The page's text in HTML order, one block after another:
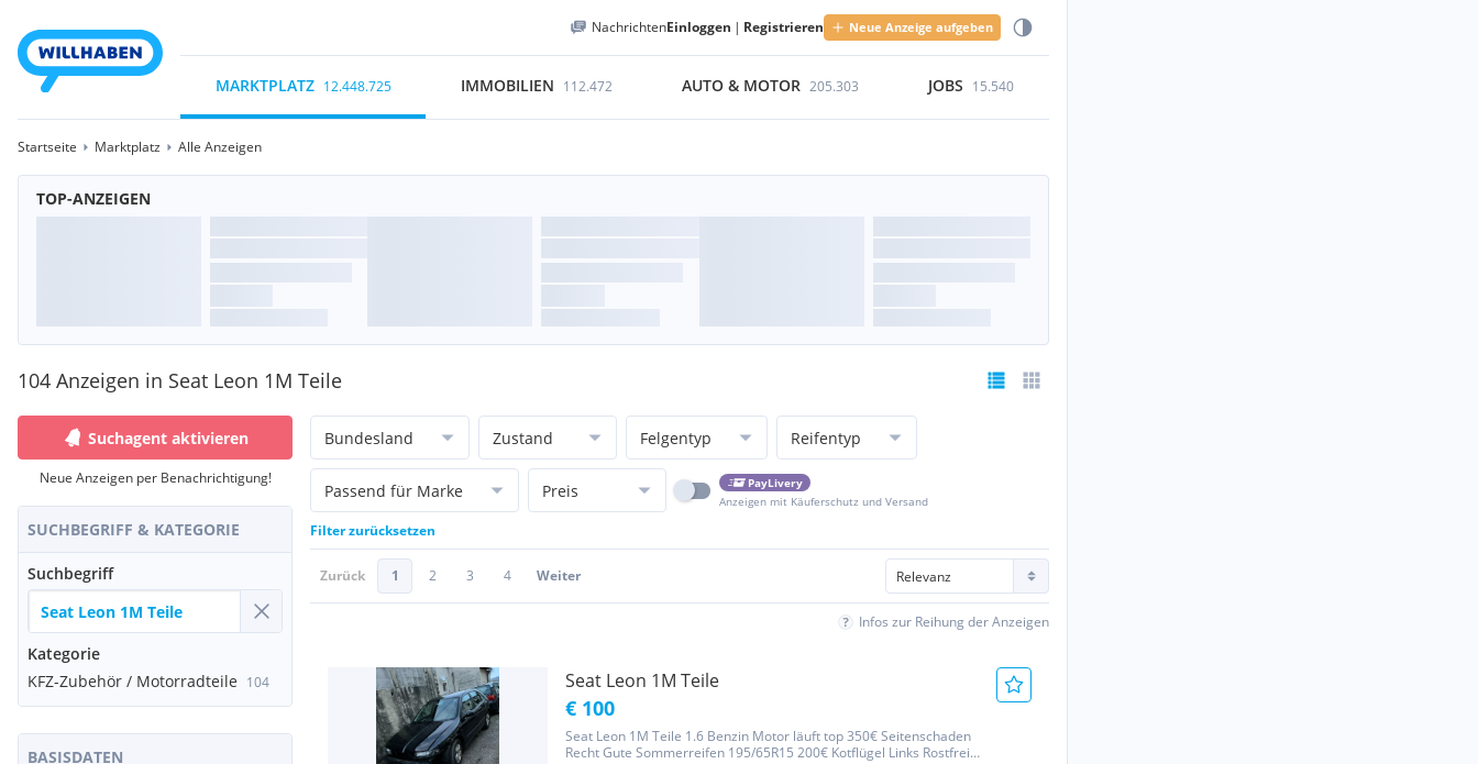
NachrichtenEinloggen | Registrieren Neue Anzeige aufgeben
MARKTPLATZ 12.448.725 IMMOBILIEN 112.472 AUTO & MOTOR 205.303 JOBS 15.540
Startseite Marktplatz Alle Anzeigen
TOP-ANZEIGEN
104 Anzeigen in Seat Leon 1M Teile
Suchagent aktivieren
Neue Anzeigen per Benachrichtigung!
SUCHBEGRIFF & KATEGORIE
Suchbegriff
Kategorie
KFZ-Zubehör / Motorradteile 104
BASISDATEN
Bundesland Zustand Felgentyp Reifentyp
Passend für Marke Preis
PayLivery
Anzeigen mit Käuferschutz und Versand
Filter zurücksetzen
Zurück 1 2 3 4 Weiter
Infos zur Reihung der Anzeigen
Seat Leon 1M Teile
€ 100
Seat Leon 1M Teile 1.6 Benzin Motor läuft top 350€ Seitenschaden
Recht Gute Sommerreifen 195/65R15 200€ Kotflügel Links Rostfrei